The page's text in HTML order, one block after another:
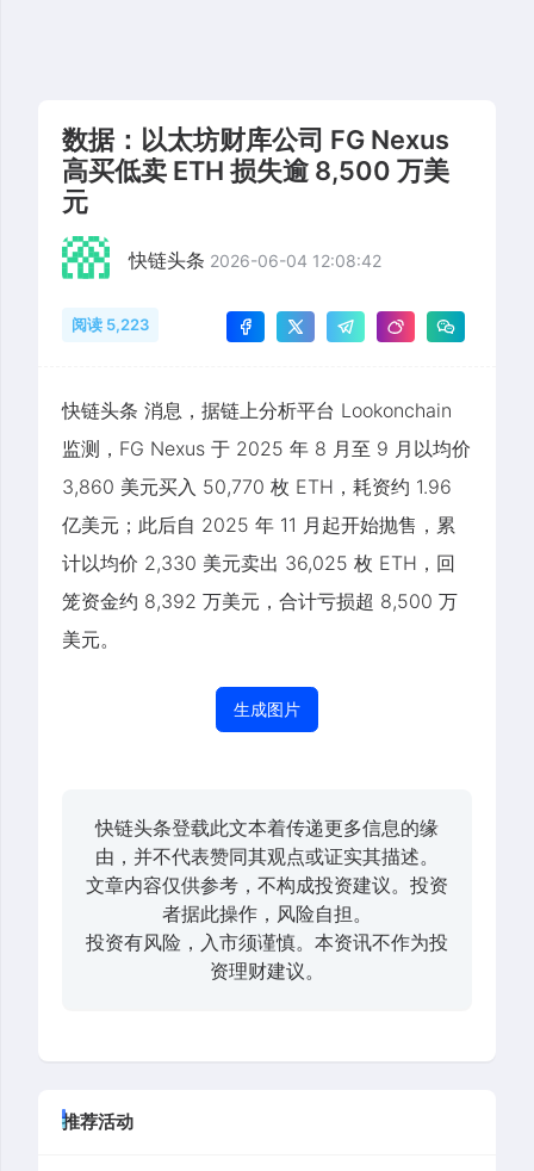
数据：以太坊财库公司 FG Nexus
高买低卖 ETH 损失逾 8,500 万美
元
快链头条 2026-06-04 12:08:42
阅读 5,223
快链头条 消息，据链上分析平台 Lookonchain
监测，FG Nexus 于 2025 年 8 月至 9 月以均价
3,860 美元买入 50,770 枚 ETH，耗资约 1.96
亿美元；此后自 2025 年 11 月起开始抛售，累
计以均价 2,330 美元卖出 36,025 枚 ETH，回
笼资金约 8,392 万美元，合计亏损超 8,500 万
美元。
生成图片
快链头条登载此文本着传递更多信息的缘
由，并不代表赞同其观点或证实其描述。
文章内容仅供参考，不构成投资建议。投资
者据此操作，风险自担。
投资有风险，入市须谨慎。本资讯不作为投
资理财建议。
推荐活动